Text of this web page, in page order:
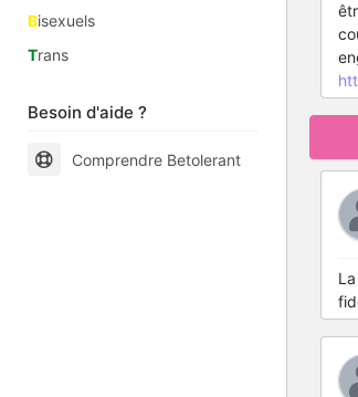
Bisexuels
Trans
Besoin d'aide ?
Comprendre Betolerant